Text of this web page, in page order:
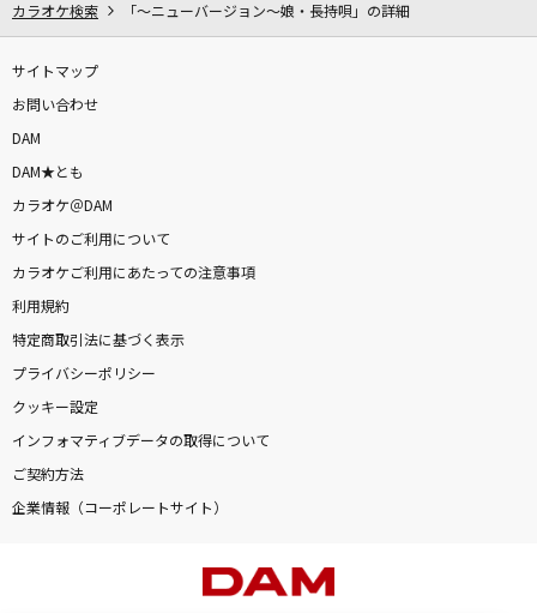
カラオケ検索 「～ニューバージョン～娘・長持唄」の詳細
サイトマップ
お問い合わせ
DAM
DAM★とも
カラオケ＠DAM
サイトのご利用について
カラオケご利用にあたっての注意事項
利用規約
特定商取引法に基づく表示
プライバシーポリシー
クッキー設定
インフォマティブデータの取得について
ご契約方法
企業情報（コーポレートサイト）